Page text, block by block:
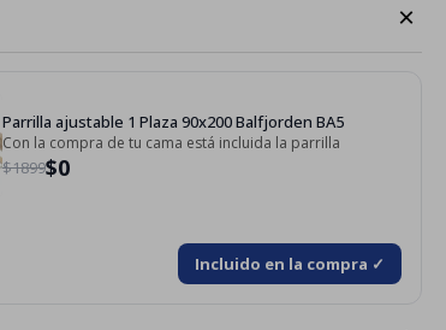
×
Parrilla ajustable 1 Plaza 90x200 Balfjorden BA5
Con la compra de tu cama está incluida la parrilla
$1899$0
Incluido en la compra ✓